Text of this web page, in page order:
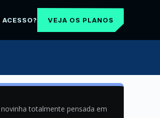
VEJA OS PLANOS
totalmente pensada em